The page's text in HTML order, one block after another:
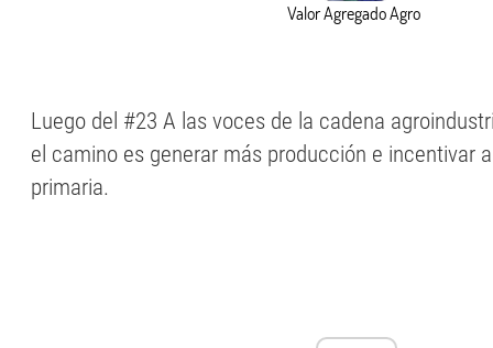
Valor Agregado Agro
Luego del #23 A las voces de la cadena
el camino es generar más producción e incentivar
primaria.